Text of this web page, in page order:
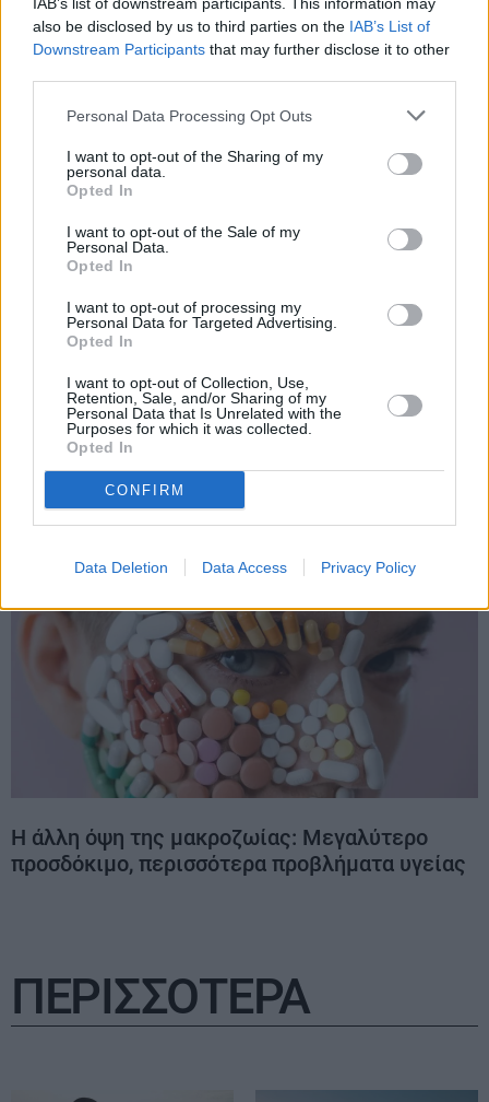
also be disclosed by us to third parties on the IAB’s List of
Downstream Participants that may further disclose it to other
Personal Data Processing Opt Outs
I want to opt-out of the Sharing of my
personal data.
Opted In
I want to opt-out of the Sale of my
Personal Data.
Opted In
I want to opt-out of processing my
Personal Data for Targeted Advertising.
Opted In
I want to opt-out of Collection, Use,
Retention, Sale, and/or Sharing of my
Personal Data that Is Unrelated with the
Purposes for which it was collected.
Opted In
CONFIRM
Data Deletion Data Access Privacy Policy
Πόσους καφέδες μπορούμε να πίνουμε τη
μέρα χωρίς κίνδυνο; Η νέα απάντηση των
επιστημόνων
Η άλλη όψη της μακροζωίας: Μεγαλύτερο
προσδόκιμο, περισσότερα προβλήματα υγείας
ΠΕΡΙΣΣΟΤΕΡΑ